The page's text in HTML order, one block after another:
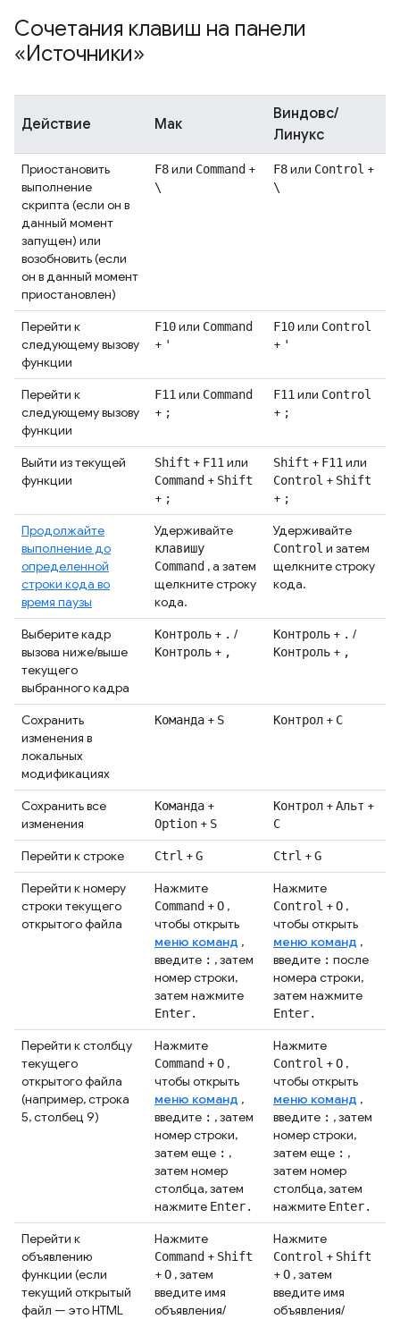
Сочетания клавиш на панели
«Источники»
Действие Мак
Виндовс/
Линукс
Приостановить
выполнение
скрипта (если он в
данный момент
запущен) или
возобновить (если
он в данный момент
приостановлен)
F8или Command +
\
F8или Control +
\
Перейти к
следующему вызову
функции
F10или Command
+ '
F10или Control
+ '
Перейти к
следующему вызову
функции
F11 или Command
+ ;
F11 или Control
+ ;
Выйти из текущей
функции
Shift + F11 или
Command + Shift
+ ;
Shift + F11 или
Control + Shift
+ ;
Продолжайте
выполнение до
определенной
строки кода во
время паузы
Удерживайте
клавишу
Command , а затем
щелкните строку
кода.
Удерживайте
Control и затем
щелкните строку
кода.
Выберите кадр
вызова ниже/выше
текущего
выбранного кадра
Контроль + . /
Контроль + ,
Контроль + . /
Контроль + ,
Сохранить
изменения в
локальных
модификациях
Команда + S Контрол + С
Сохранить все
изменения
Команда +
Option + S
Контрол +Альт +
С
Перейти к строке Ctrl +G Ctrl +G
Перейти к номеру
строки текущего
открытого файла
Нажмите
Command +O ,
чтобы открыть
меню команд ,
введите : , затем
номер строки,
затем нажмите
Enter.
Нажмите
Control +O ,
чтобы открыть
меню команд ,
введите : после
номера строки,
затем нажмите
Enter.
Перейти к столбцу
текущего
открытого файла
(например, строка
5, столбец 9)
Нажмите
Command +O ,
чтобы открыть
меню команд ,
введите : , затем
номер строки,
затем еще : ,
затем номер
столбца, затем
нажмите Enter.
Нажмите
Control +O ,
чтобы открыть
меню команд ,
введите : , затем
номер строки,
затем еще : ,
затем номер
столбца, затем
нажмите Enter.
Перейти к
объявлению
функции (если
текущий открытый
файл — это HTML
Нажмите
Command + Shift
+O , затем
введите имя
объявления/
Нажмите
Control + Shift
+O , затем
введите имя
объявления/